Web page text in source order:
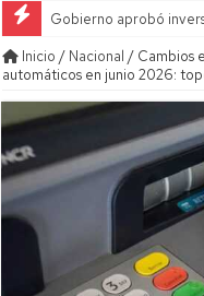
Gobierno aprobó
Inicio / Nacional / Cambios
automáticos en junio 2026: